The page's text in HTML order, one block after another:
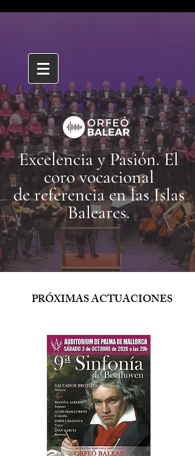
Excelencia y Pasión. El
coro vocacional
de referencia en las Islas
Baleares.
PRÓXIMAS ACTUACIONES